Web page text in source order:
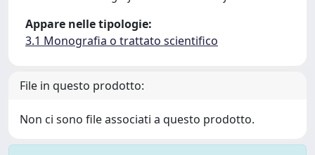
Appare nelle tipologie:
3.1 Monografia o trattato scientifico
File in questo prodotto:
Non ci sono file associati a questo prodotto.